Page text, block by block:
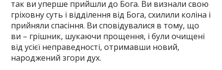
так ви уперше прийшли до Бога. Ви визнали свою
гріховну суть і відділення від Бога, схилили коліна і
прийняли спасіння. Ви сповідувалися в тому, що
ви – грішник, шукаючи прощення, і були очищені
від усієї неправедності, отримавши новий,
народжений згори дух.